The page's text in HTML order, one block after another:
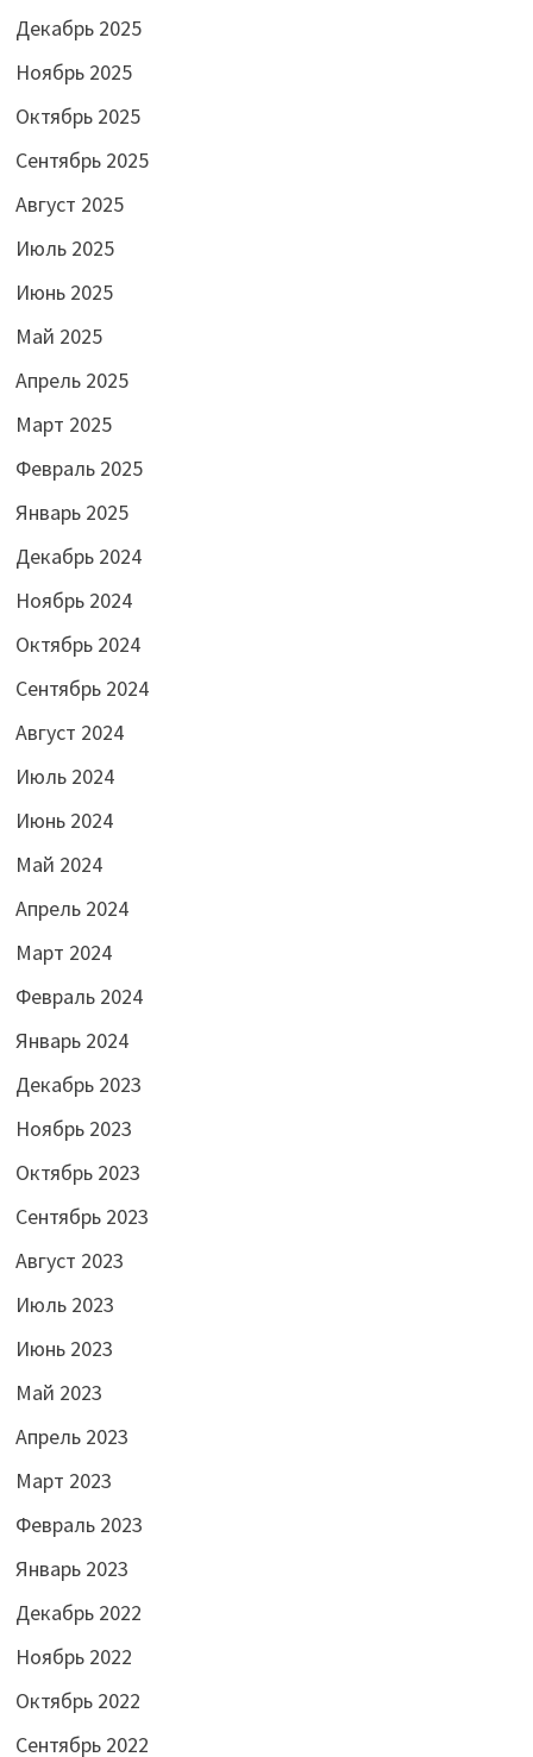
Декабрь 2025
Ноябрь 2025
Октябрь 2025
Сентябрь 2025
Август 2025
Июль 2025
Июнь 2025
Май 2025
Апрель 2025
Март 2025
Февраль 2025
Январь 2025
Декабрь 2024
Ноябрь 2024
Октябрь 2024
Сентябрь 2024
Август 2024
Июль 2024
Июнь 2024
Май 2024
Апрель 2024
Март 2024
Февраль 2024
Январь 2024
Декабрь 2023
Ноябрь 2023
Октябрь 2023
Сентябрь 2023
Август 2023
Июль 2023
Июнь 2023
Май 2023
Апрель 2023
Март 2023
Февраль 2023
Январь 2023
Декабрь 2022
Ноябрь 2022
Октябрь 2022
Сентябрь 2022